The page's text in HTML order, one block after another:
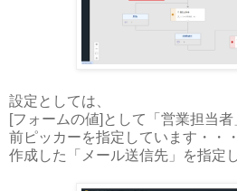
設定としては、
[フォームの値]として「営業担当
前ピッカーを指定しています・・
作成した「メール送信先」を指定